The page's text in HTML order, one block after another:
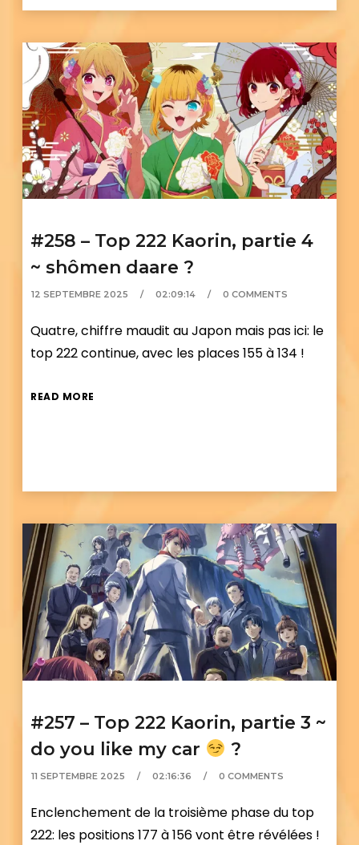
#258 – Top 222 Kaorin, partie 4
~ shômen daare ?
12 SEPTEMBRE 2025 02:09:14 0 COMMENTS
Quatre, chiffre maudit au Japon mais pas ici: le
top 222 continue, avec les places 155 à 134 !
READ MORE
#257 – Top 222 Kaorin, partie 3 ~
do you like my car
?
11 SEPTEMBRE 2025 02:16:36 0 COMMENTS
Enclenchement de la troisième phase du top
222: les positions 177 à 156 vont être révélées !